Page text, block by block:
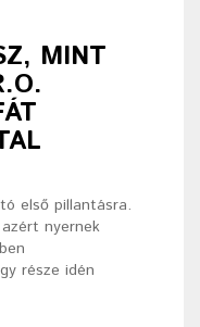
MINT
első pillantásra.
nyernek
része idén